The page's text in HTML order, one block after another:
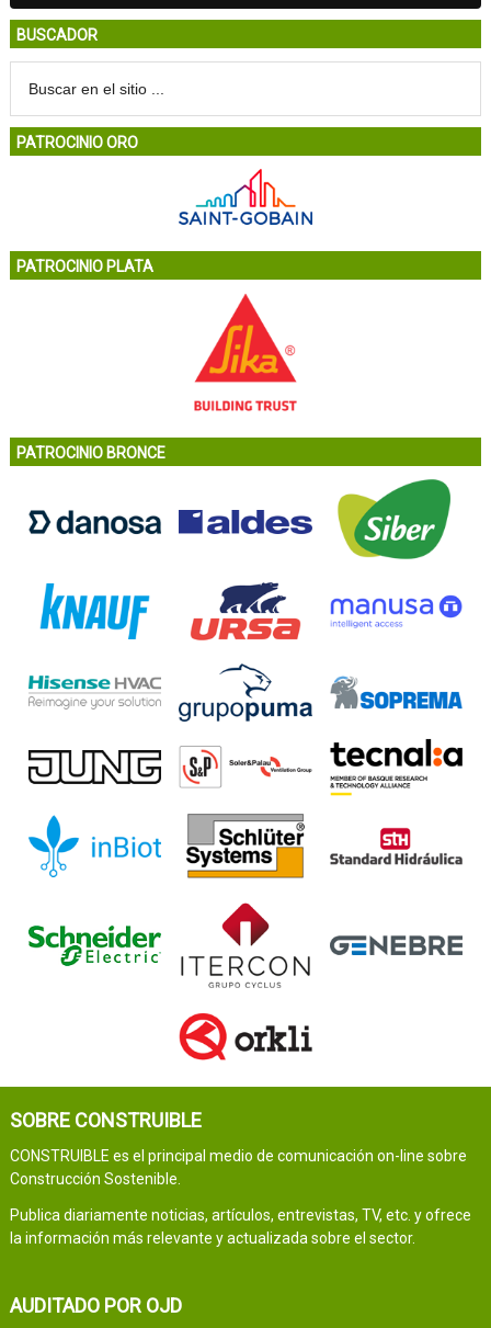
BUSCADOR
PATROCINIO ORO
PATROCINIO PLATA
PATROCINIO BRONCE
SOBRE CONSTRUIBLE
CONSTRUIBLE es el principal medio de comunicación on-line sobre
Construcción Sostenible.
Publica diariamente noticias, artículos, entrevistas, TV, etc. y ofrece
la información más relevante y actualizada sobre el sector.
AUDITADO POR OJD